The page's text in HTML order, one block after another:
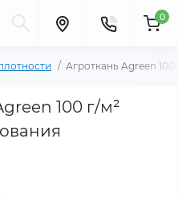
0
Агроткань Agreen
100 г/м²